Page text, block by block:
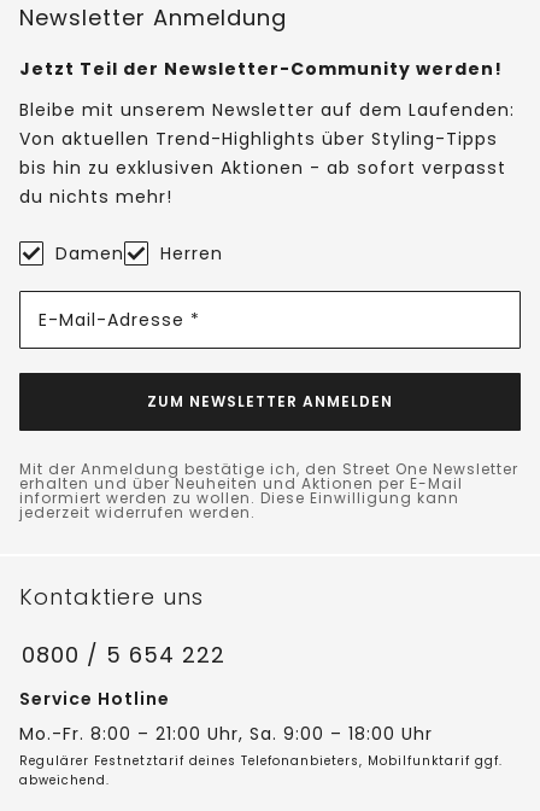
Newsletter Anmeldung
Jetzt Teil der Newsletter-Community werden!
Bleibe mit unserem Newsletter auf dem Laufenden:
Von aktuellen Trend-Highlights über Styling-Tipps
bis hin zu exklusiven Aktionen - ab sofort verpasst
du nichts mehr!
Damen Herren
E-Mail-Adresse *
ZUM NEWSLETTER ANMELDEN
Mit der Anmeldung bestätige ich, den Street One Newsletter
erhalten und über Neuheiten und Aktionen per E-Mail
informiert werden zu wollen. Diese Einwilligung kann
jederzeit widerrufen werden.
Kontaktiere uns
0800 / 5 654 222
Service Hotline
Mo.-Fr. 8:00 – 21:00 Uhr, Sa. 9:00 – 18:00 Uhr
Regulärer Festnetztarif deines Telefonanbieters, Mobilfunktarif ggf.
abweichend.